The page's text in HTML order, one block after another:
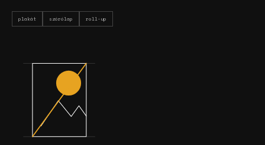
plakát szórólap roll-up